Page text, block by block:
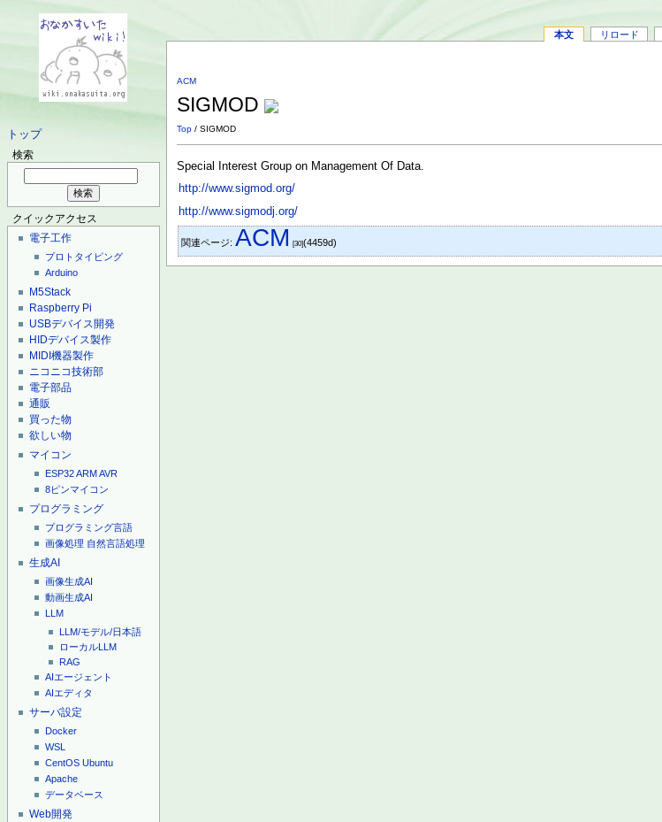
トップ
検索
クイックアクセス
電子工作
プロトタイピング
Arduino
M5Stack
Raspberry Pi
USBデバイス開発
HIDデバイス製作
MIDI機器製作
ニコニコ技術部
電子部品
通販
買った物
欲しい物
マイコン
ESP32ARMAVR
8ピンマイコン
プログラミング
プログラミング言語
画像処理 自然言語処理
生成AI
画像生成AI
動画生成AI
LLM
LLM/モデル/日本語
ローカルLLM
RAG
AIエージェント
AIエディタ
サーバ設定
Docker
WSL
CentOS Ubuntu
Apache
データベース
Web開発
本文 リロード
ACM
SIGMOD
Top / SIGMOD
Special Interest Group on Management Of Data.
http://www.sigmod.org/
http://www.sigmodj.org/
関連ページ:ACM [30](4459d)